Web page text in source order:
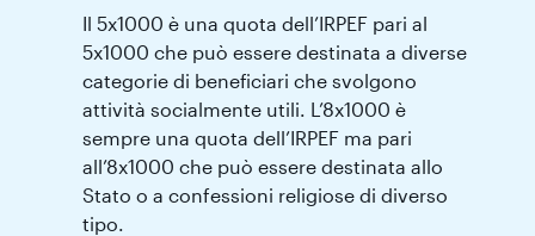
Il 5x1000 è una quota dell’IRPEF pari al
5x1000 che può essere destinata a diverse
categorie di beneficiari che svolgono
attività socialmente utili. L’8x1000 è
sempre una quota dell’IRPEF ma pari
all’8x1000 che può essere destinata allo
Stato o a confessioni religiose di diverso
tipo.